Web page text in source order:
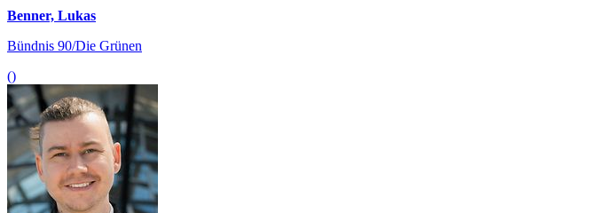
Benner, Lukas
Bündnis 90/Die Grünen
()